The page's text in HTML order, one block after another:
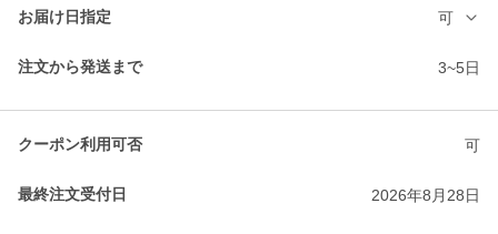
お届け日指定 可
注文から発送まで 3~5日
クーポン利用可否 可
最終注文受付日 2026年8月28日